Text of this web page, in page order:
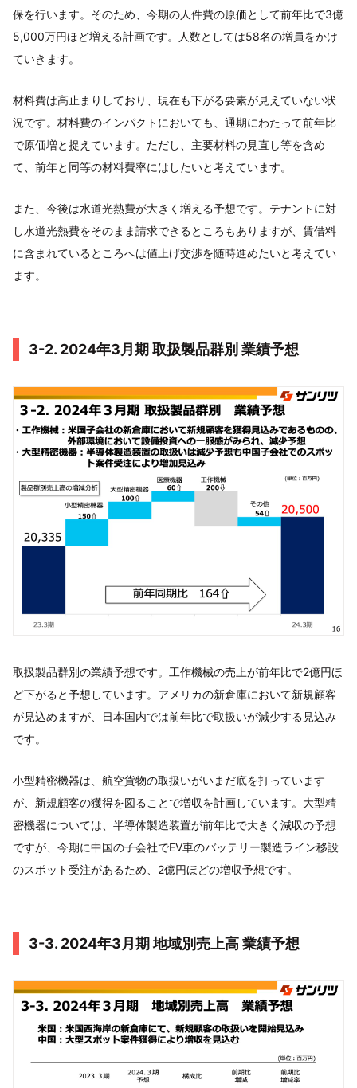
保を行います。そのため、今期の人件費の原価として前年比で3億
5,000万円ほど増える計画です。人数としては58名の増員をかけ
ていきます。
材料費は高止まりしており、現在も下がる要素が見えていない状
況です。材料費のインパクトにおいても、通期にわたって前年比
で原価増と捉えています。ただし、主要材料の見直し等を含め
て、前年と同等の材料費率にはしたいと考えています。
また、今後は水道光熱費が大きく増える予想です。テナントに対
し水道光熱費をそのまま請求できるところもありますが、賃借料
に含まれているところへは値上げ交渉を随時進めたいと考えてい
ます。
3-2. 2024年3月期 取扱製品群別 業績予想
取扱製品群別の業績予想です。工作機械の売上が前年比で2億円ほ
ど下がると予想しています。アメリカの新倉庫において新規顧客
が見込めますが、日本国内では前年比で取扱いが減少する見込み
です。
小型精密機器は、航空貨物の取扱いがいまだ底を打っています
が、新規顧客の獲得を図ることで増収を計画しています。大型精
密機器については、半導体製造装置が前年比で大きく減収の予想
ですが、今期に中国の子会社でEV車のバッテリー製造ライン移設
のスポット受注があるため、2億円ほどの増収予想です。
3-3. 2024年3月期 地域別売上高 業績予想